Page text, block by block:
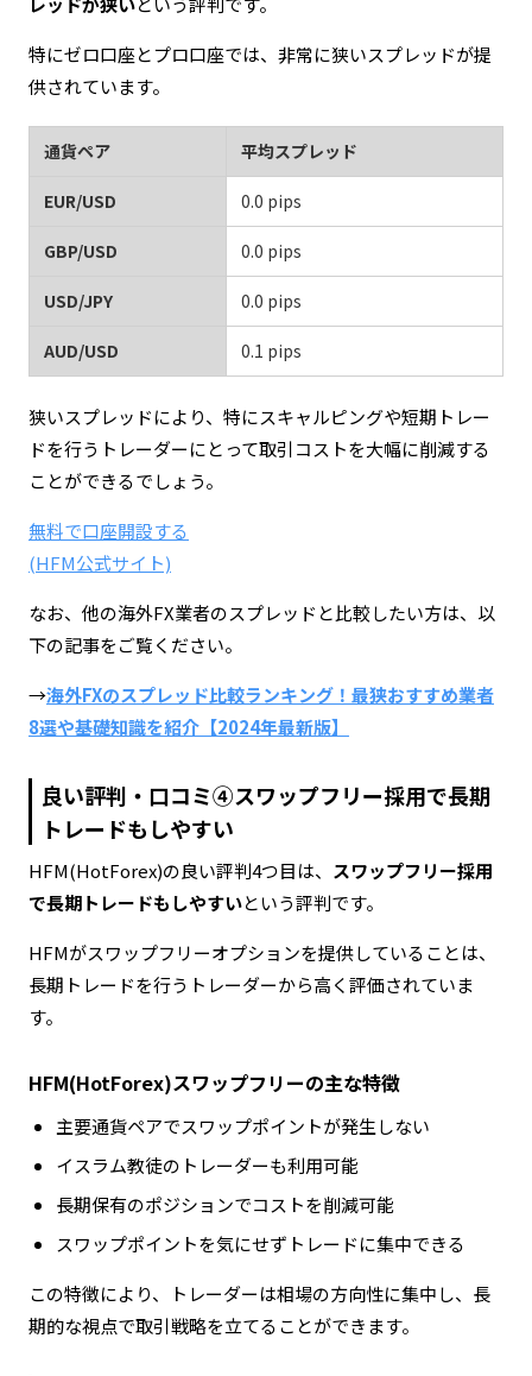
特にゼロ口座とプロ口座では、非常に狭いスプレッドが提
供されています。
通貨ペア 平均スプレッド
EUR/USD 0.0 pips
GBP/USD 0.0 pips
USD/JPY 0.0 pips
AUD/USD 0.1 pips
狭いスプレッドにより、特にスキャルピングや短期トレー
ドを行うトレーダーにとって取引コストを大幅に削減する
ことができるでしょう。
無料で口座開設する
(HFM公式サイト)
なお、他の海外FX業者のスプレッドと比較したい方は、以
下の記事をご覧ください。
→海外FXのスプレッド比較ランキング！最狭おすすめ業者
8選や基礎知識を紹介【2024年最新版】
良い評判・口コミ④スワップフリー採用で長期
トレードもしやすい
HFM(HotForex)の良い評判4つ目は、 スワップフリー採用
で長期トレードもしやすいという評判です。
HFMがスワップフリーオプションを提供していることは、
長期トレードを行うトレーダーから高く評価されていま
す。
HFM(HotForex)スワップフリーの主な特徴
主要通貨ペアでスワップポイントが発生しない
イスラム教徒のトレーダーも利用可能
長期保有のポジションでコストを削減可能
スワップポイントを気にせずトレードに集中できる
この特徴により、トレーダーは相場の方向性に集中し、長
期的な視点で取引戦略を立てることができます。